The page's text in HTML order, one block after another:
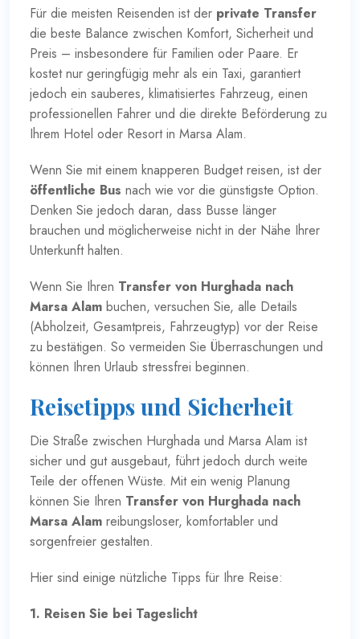
Für die meisten Reisenden ist der private Transfer
die beste Balance zwischen Komfort, Sicherheit und
Preis – insbesondere für Familien oder Paare. Er
kostet nur geringfügig mehr als ein Taxi, garantiert
jedoch ein sauberes, klimatisiertes Fahrzeug, einen
professionellen Fahrer und die direkte Beförderung zu
Ihrem Hotel oder Resort in Marsa Alam.
Wenn Sie mit einem knapperen Budget reisen, ist der
öffentliche Bus nach wie vor die günstigste Option.
Denken Sie jedoch daran, dass Busse länger
brauchen und möglicherweise nicht in der Nähe Ihrer
Unterkunft halten.
Wenn Sie Ihren Transfer von Hurghada nach
Marsa Alam buchen, versuchen Sie, alle Details
(Abholzeit, Gesamtpreis, Fahrzeugtyp) vor der Reise
zu bestätigen. So vermeiden Sie Überraschungen und
können Ihren Urlaub stressfrei beginnen.
Reisetipps und Sicherheit
Die Straße zwischen Hurghada und Marsa Alam ist
sicher und gut ausgebaut, führt jedoch durch weite
Teile der offenen Wüste. Mit ein wenig Planung
können Sie Ihren Transfer von Hurghada nach
Marsa Alam reibungsloser, komfortabler und
sorgenfreier gestalten.
Hier sind einige nützliche Tipps für Ihre Reise:
1. Reisen Sie bei Tageslicht